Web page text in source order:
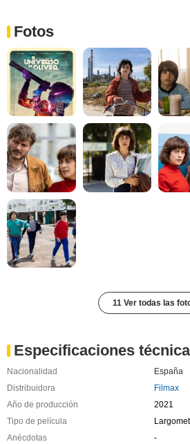
Fotos
11 Ver todas las
Especificaciones
Nacionalidad
España
Distribuidora
Filmax
Año de producción
2021
Tipo de película
Anécdotas
-